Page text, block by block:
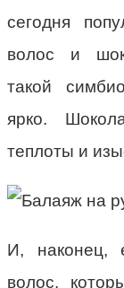
сегодня
волос и
такой
ярко.
теплоты и
И, наконец,
волос,